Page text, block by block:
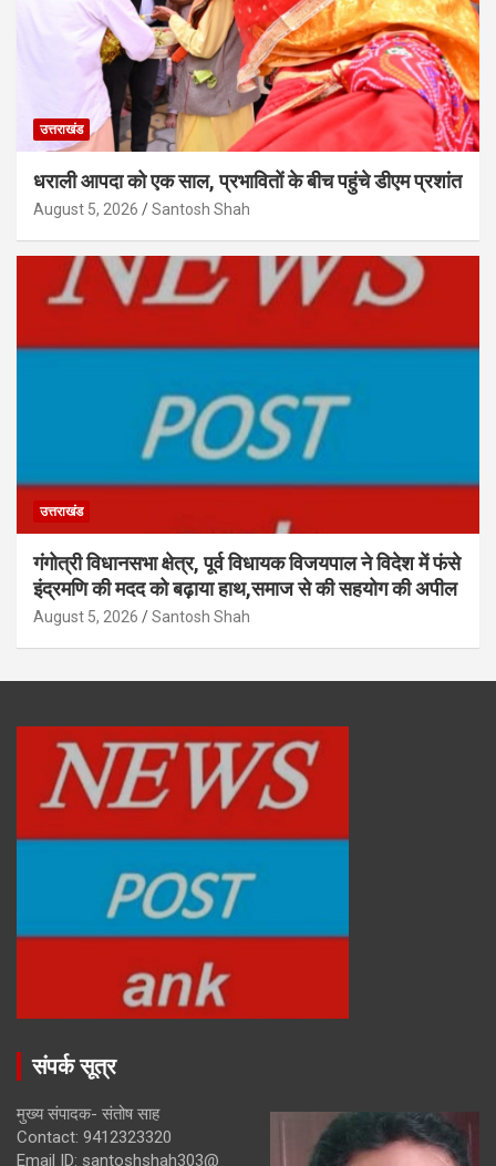
उत्तराखंड
धराली आपदा को एक साल, प्रभावितों के बीच पहुंचे डीएम प्रशांत
August 5, 2026 Santosh Shah
उत्तराखंड
गंगोत्री विधानसभा क्षेत्र, पूर्व विधायक विजयपाल ने विदेश में फंसे
इंद्रमणि की मदद को बढ़ाया हाथ,समाज से की सहयोग की अपील
August 5, 2026 Santosh Shah
संपर्क सूत्र
मुख्य संपादक- संतोष साह
Contact: 9412323320
Email ID: santoshshah303@